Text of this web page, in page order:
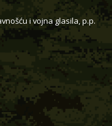
i vojna glasila, p.p.